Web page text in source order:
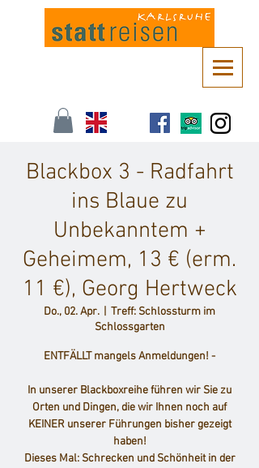
Blackbox 3 - Radfahrt
ins Blaue zu
Unbekanntem +
Geheimem, 13 € (erm.
11 €), Georg Hertweck
Do., 02. Apr.
  |
Treff: Schlossturm im
Schlossgarten
ENTFÄLLT mangels Anmeldungen! -
In unserer Blackboxreihe führen wir Sie zu
Orten und Dingen, die wir Ihnen noch auf
KEINER unserer Führungen bisher gezeigt
haben!
Dieses Mal: Schrecken und Schönheit in der